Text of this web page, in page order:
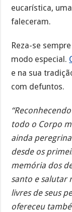
eucarística,
faleceram.
Reza-se
modo especial.
e na sua
com defuntos.
todo o Corpo
ainda
desde os
memória dos
santo e salutar
livres de seus
ofereceu